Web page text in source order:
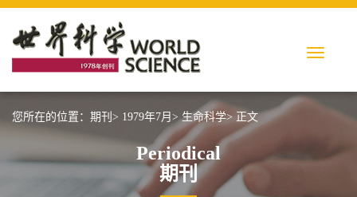
您所在的位置： 期刊> 1979年7月> 生命科学> 正文
Periodical
期刊